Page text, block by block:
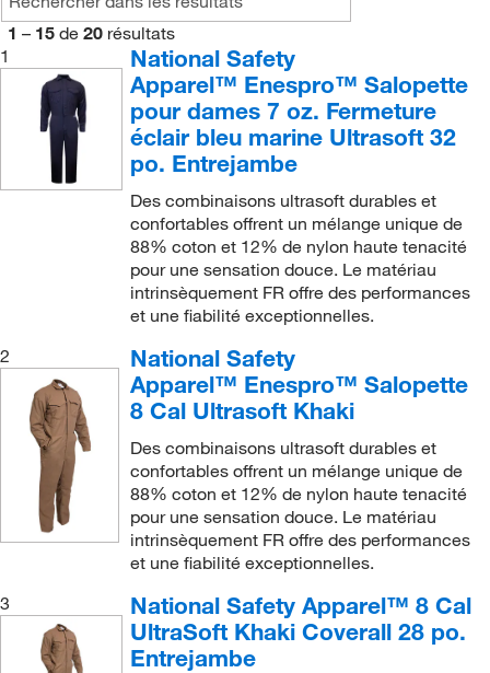
1 – 15 de 20 résultats
1
National Safety
Apparel™ Enespro™ Salopette
pour dames 7 oz. Fermeture
éclair bleu marine Ultrasoft 32
po. Entrejambe
Des combinaisons ultrasoft durables et
confortables offrent un mélange unique de
88% coton et 12% de nylon haute tenacité
pour une sensation douce. Le matériau
intrinsèquement FR offre des performances
et une fiabilité exceptionnelles.
2
National Safety
Apparel™ Enespro™ Salopette
8 Cal Ultrasoft Khaki
Des combinaisons ultrasoft durables et
confortables offrent un mélange unique de
88% coton et 12% de nylon haute tenacité
pour une sensation douce. Le matériau
intrinsèquement FR offre des performances
et une fiabilité exceptionnelles.
3
National Safety Apparel™ 8 Cal
UltraSoft Khaki Coverall 28 po.
Entrejambe